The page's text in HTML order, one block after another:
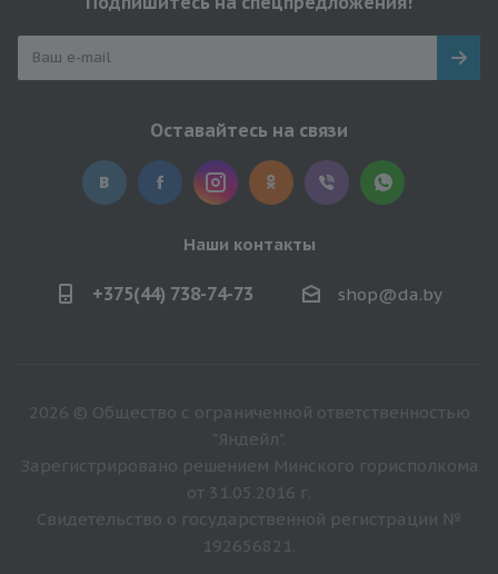
Оставайтесь на связи
Наши контакты
+375(44) 738-74-73 shop@da.by
2026 © Общество с ограниченной ответственностью
"Яндейл".
Зарегистрировано решением Минского горисполкома
от 31.05.2016 г.
Свидетельство о государственной регистрации №
192656821.